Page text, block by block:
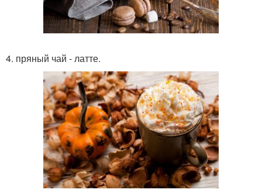
4. пряный чай - латте.